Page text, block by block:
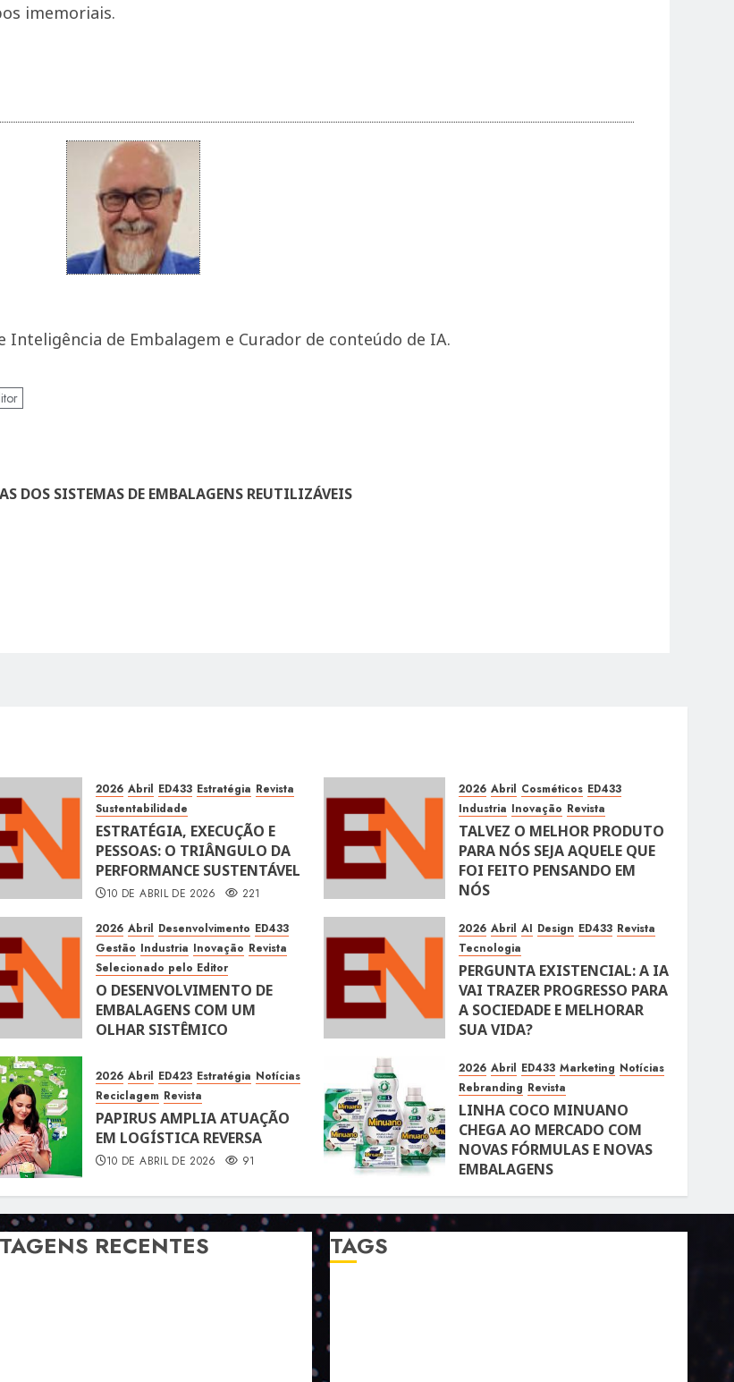
imemoriais.
Inteligência de Embalagem e Curador de conteúdo de IA.
DOS SISTEMAS DE EMBALAGENS REUTILIZÁVEIS
2026 Abril ED433 Estratégia Revista
Sustentabilidade
ESTRATÉGIA, EXECUÇÃO E
PESSOAS: O TRIÂNGULO DA
PERFORMANCE SUSTENTÁVEL
10 DE ABRIL DE 2026 221
2026 Abril Cosméticos ED433
Industria Inovação Revista
TALVEZ O MELHOR PRODUTO
PARA NÓS SEJA AQUELE QUE
FOI FEITO PENSANDO EM
NÓS
2026 Abril Desenvolvimento ED433
Gestão Industria Inovação Revista
Selecionado pelo Editor
O DESENVOLVIMENTO DE
EMBALAGENS COM UM
OLHAR SISTÊMICO
2026 Abril AI Design ED433 Revista
Tecnologia
PERGUNTA EXISTENCIAL: A IA
VAI TRAZER PROGRESSO PARA
A SOCIEDADE E MELHORAR
SUA VIDA?
2026 Abril ED423 Estratégia Notícias
Reciclagem Revista
PAPIRUS AMPLIA ATUAÇÃO
EM LOGÍSTICA REVERSA
10 DE ABRIL DE 2026 91
2026 Abril ED433 Marketing Notícias
Rebranding Revista
LINHA COCO MINUANO
CHEGA AO MERCADO COM
NOVAS FÓRMULAS E NOVAS
EMBALAGENS
10 DE ABRIL DE 2026 122
RECENTES
DE OUTRAS CORES
TAGS